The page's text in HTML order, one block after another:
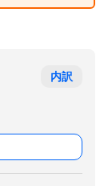
内訳